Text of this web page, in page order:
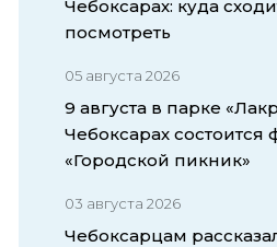
Чебоксарах: куда
посмотреть
05 августа 2026
9 августа в парке
Чебоксарах состоится
«Городской пикник»
03 августа 2026
Чебоксарцам